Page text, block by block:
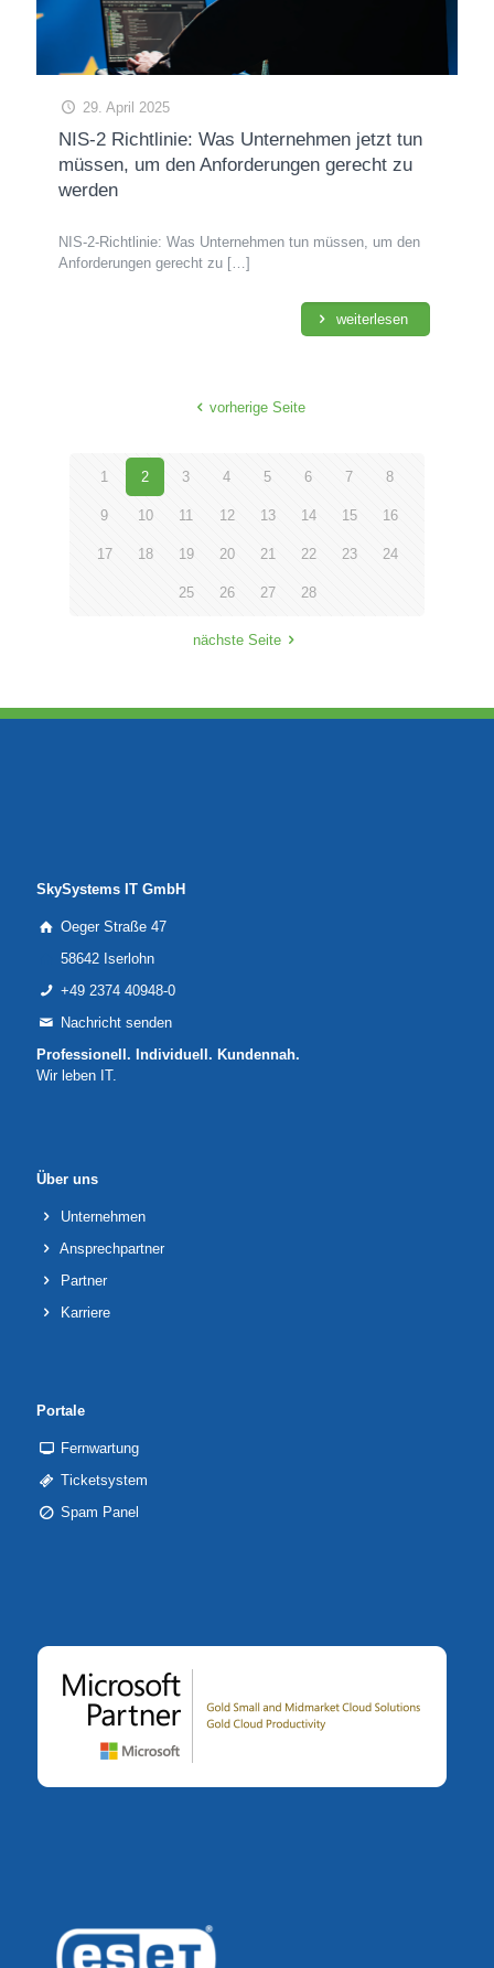
29. April 2025
NIS-2 Richtlinie: Was Unternehmen jetzt tun
müssen, um den Anforderungen gerecht zu
werden
NIS-2-Richtlinie: Was Unternehmen tun müssen, um den
Anforderungen gerecht zu […]
weiterlesen
vorherige Seite
1 2 3 4 5 6 7 8
9 10 11 12 13 14 15 16
17 18 19 20 21 22 23 24
25 26 27 28
nächste Seite
SkySystems IT GmbH
Oeger Straße 47
58642 Iserlohn
+49 2374 40948-0
Nachricht senden
Professionell. Individuell. Kundennah.
Wir leben IT.
Über uns
Unternehmen
Ansprechpartner
Partner
Karriere
Portale
Fernwartung
Ticketsystem
Spam Panel